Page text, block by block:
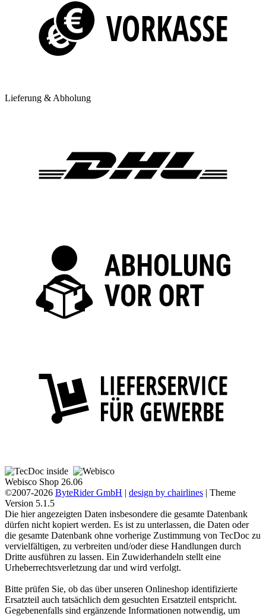
Lieferung & Abholung
Webisco Shop 26.06
©2007-2026 ByteRider GmbH | design by chairlines | Theme
Version 5.1.5
Die hier angezeigten Daten insbesondere die gesamte Datenbank
dürfen nicht kopiert werden. Es ist zu unterlassen, die Daten oder
die gesamte Datenbank ohne vorherige Zustimmung von TecDoc zu
vervielfältigen, zu verbreiten und/oder diese Handlungen durch
Dritte ausführen zu lassen. Ein Zuwiderhandeln stellt eine
Urheberrechtsverletzung dar und wird verfolgt.
Bitte prüfen Sie, ob das über unseren Onlineshop identifizierte
Ersatzteil auch tatsächlich dem gesuchten Ersatzteil entspricht.
Gegebenenfalls sind ergänzende Informationen notwendig, um